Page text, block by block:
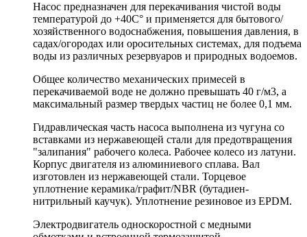
Насос предназначен для перекачивания чистой воды
температурой до +40С° и применяется для бытового/
хозяйственного водоснабжения, повышения давления, в
садах/огородах или оросительных системах, для подъема
воды из различных резервуаров и природных водоемов.
Общее количество механических примесей в
перекачиваемой воде не должно превышать 40 г/м3, а
максимальный размер твердых частиц не более 0,1 мм.
Гидравлическая часть насоса выполнена из чугуна со
вставками из нержавеющей стали для предотвращения
"залипания" рабочего колеса. Рабочее колесо из латуни.
Корпус двигателя из алюминиевого сплава. Вал
изготовлен из нержавеющей стали. Торцевое
уплотнение керамика/графит/NBR (бутадиен-
нитрильный каучук). Уплотнение резиновое из EPDM.
Электродвигатель односкоростной с медными